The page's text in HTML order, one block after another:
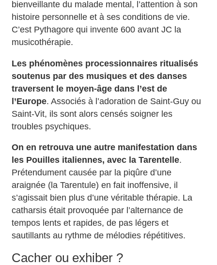
bienveillante du malade mental, l’attention à son
histoire personnelle et à ses conditions de vie.
C’est Pythagore qui invente 600 avant JC la
musicothérapie.
Les phénomènes processionnaires ritualisés
soutenus par des musiques et des danses
traversent le moyen-âge dans l’est de
l’Europe. Associés à l’adoration de Saint-Guy ou
Saint-Vit, ils sont alors censés soigner les
troubles psychiques.
On en retrouva une autre manifestation dans
les Pouilles italiennes, avec la Tarentelle.
Prétendument causée par la piqûre d’une
araignée (la Tarentule) en fait inoffensive, il
s’agissait bien plus d’une véritable thérapie. La
catharsis était provoquée par l’alternance de
tempos lents et rapides, de pas légers et
sautillants au rythme de mélodies répétitives.
Cacher ou exhiber ?